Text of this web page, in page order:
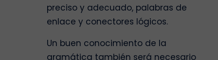
preciso y adecuado, palabras de
enlace y conectores lógicos.
Un buen conocimiento de la
gramática también será necesario